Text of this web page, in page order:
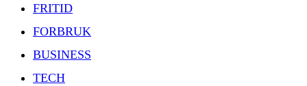
FRITID
FORBRUK
BUSINESS
TECH